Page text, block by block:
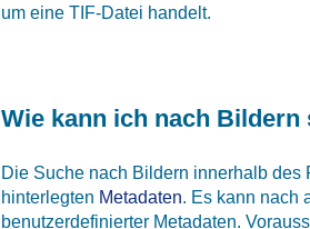
um eine TIF-Datei handelt.
Wie kann ich nach Bildern
Die Suche nach Bildern innerhalb des
hinterlegten Metadaten. Es kann nach
benutzerdefinierter Metadaten.